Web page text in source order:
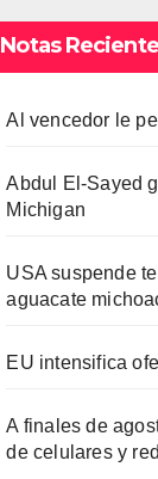
Notas
Al vencedor le
Abdul El-Sayed
Michigan
USA suspende
aguacate
EU intensifica
A finales de
de celulares y